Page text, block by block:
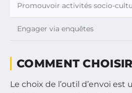
Promouvoir activités socio-
Engager via enquêtes
COMMENT
Le choix de l’outil d’envoi